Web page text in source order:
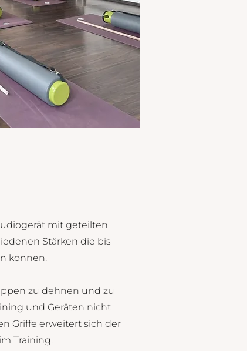
mit geteilten
Stärken die bis
können.
zu dehnen und zu
und Geräten nicht
Griffe erweitert sich der
Training.